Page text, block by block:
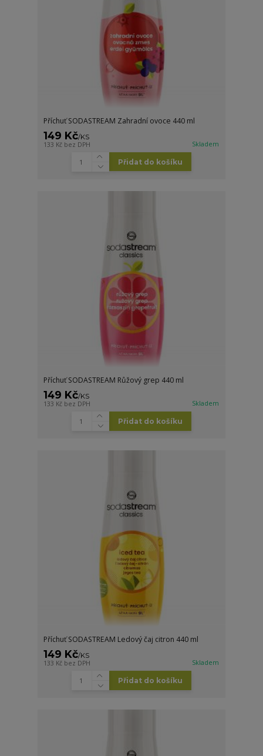
Příchuť SODASTREAM Zahradní ovoce 440 ml
149 Kč/KS
133 Kč bez DPH Skladem
Přidat do košíku
Příchuť SODASTREAM Růžový grep 440 ml
149 Kč/KS
133 Kč bez DPH Skladem
Přidat do košíku
Příchuť SODASTREAM Ledový čaj citron 440 ml
149 Kč/KS
133 Kč bez DPH Skladem
Přidat do košíku